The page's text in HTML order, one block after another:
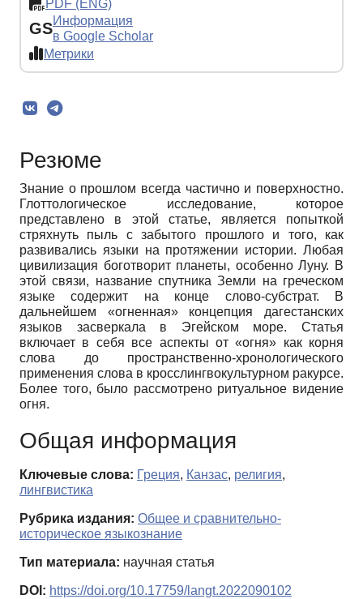
PDF (ENG)
GSИнформация
в Google Scholar
Метрики
Резюме
Знание о прошлом всегда частично и поверхностно.
Глоттологическое исследование, которое
представлено в этой статье, является попыткой
стряхнуть пыль с забытого прошлого и того, как
развивались языки на протяжении истории. Любая
цивилизация боготворит планеты, особенно Луну. В
этой связи, название спутника Земли на греческом
языке содержит на конце слово-субстрат. В
дальнейшем «огненная» концепция дагестанских
языков засверкала в Эгейском море. Статья
включает в себя все аспекты от «огня» как корня
слова до пространственно-хронологического
применения слова в кросслингвокультурном ракурсе.
Более того, было рассмотрено ритуальное видение
огня.
Общая информация
Ключевые слова: Греция, Канзас, религия,
лингвистика
Рубрика издания: Общее и сравнительно-
историческое языкознание
Тип материала: научная статья
DOI: https://doi.org/10.17759/langt.2022090102